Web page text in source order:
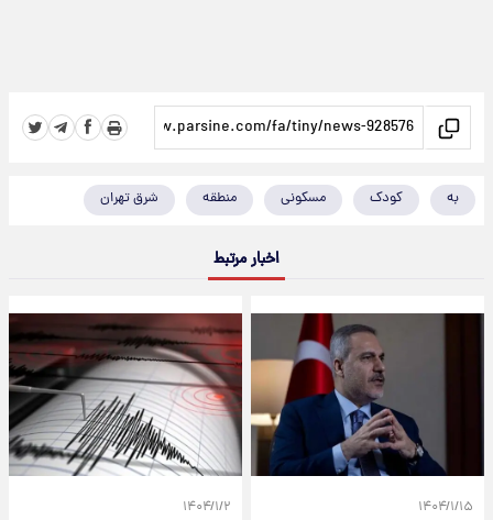
به کودک مسکونی منطقه شرق تهران
اخبار مرتبط
۱۴۰۴/۱/۱۵ ۱۴۰۴/۱/۲